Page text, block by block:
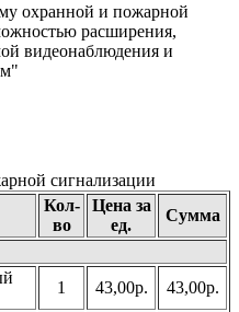
охранной и пожарной
расширения,
видеонаблюдения и
сигнализации
Кол-
во
Цена за
ед.
Сумма
1 43,00р.
43,00р.